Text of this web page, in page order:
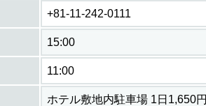
+81-11-242-0111
15:00
11:00
ホテル敷地内駐車場 1日1,650円